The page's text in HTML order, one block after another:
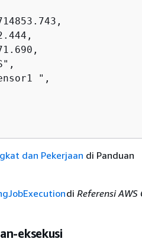
",
dan Pekerjaan di Panduan
di Referensi AWS
eksekusi